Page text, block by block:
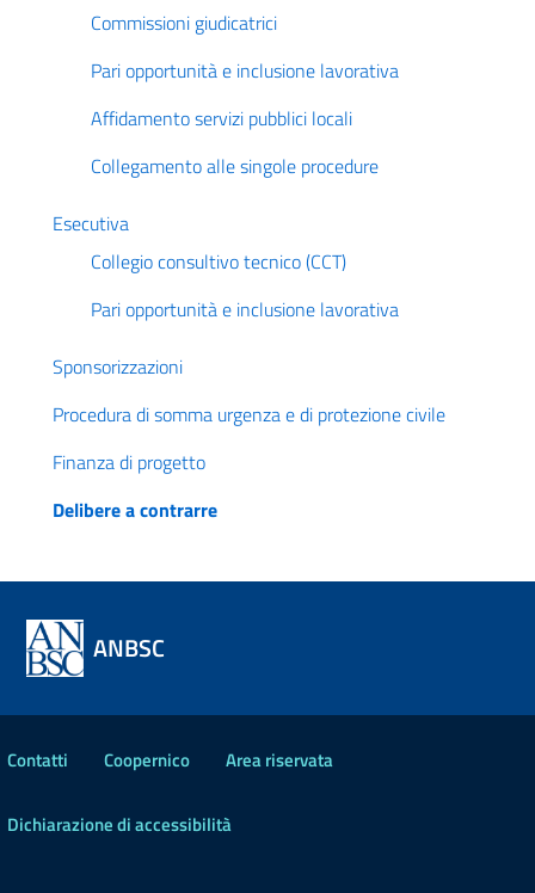
Commissioni giudicatrici
Pari opportunità e inclusione lavorativa
Affidamento servizi pubblici locali
Collegamento alle singole procedure
Esecutiva
Collegio consultivo tecnico (CCT)
Pari opportunità e inclusione lavorativa
Sponsorizzazioni
Procedura di somma urgenza e di protezione civile
Finanza di progetto
Delibere a contrarre
ANBSC
Contatti Coopernico Area riservata
Dichiarazione di accessibilità